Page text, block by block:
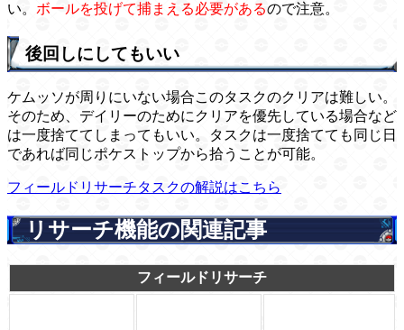
い。 ボールを投げて捕まえる必要があるので注意。
後回しにしてもいい
ケムッソが周りにいない場合このタスクのクリアは難しい。
そのため、デイリーのためにクリアを優先している場合など
は一度捨ててしまってもいい。タスクは一度捨てても同じ日
であれば同じポケストップから拾うことが可能。
フィールドリサーチタスクの解説はこちら
リサーチ機能の関連記事
フィールドリサーチ